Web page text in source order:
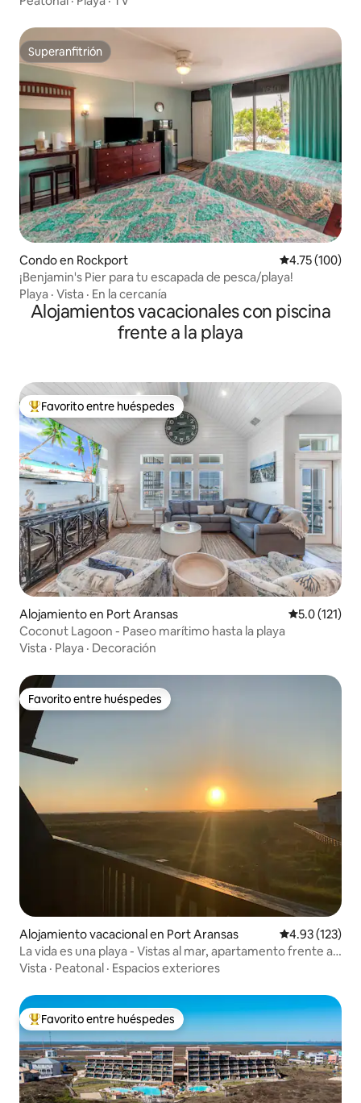
Superanfitrión
Superanfitrión
Condo en Rockport Calificación
4.75 (100)
¡Benjamin's Pier para tu escapada de pesca/playa!
Playa · Vista · En la cercanía
Alojamientos vacacionales con piscina
frente a la playa
Favorito entre huéspedes preferido
Favorito entre huéspedes
Alojamiento en Port Aransas Calificación
5.0 (121)
Coconut Lagoon - Paseo marítimo hasta la playa
Vista · Playa · Decoración
Favorito entre huéspedes
Favorito entre huéspedes
Alojamiento vacacional en Port Aransas Calificación
4.93 (123)
La vida es una playa - Vistas al mar, apartamento frente a
la playa
Vista · Peatonal · Espacios exteriores
Favorito entre huéspedes preferido
Favorito entre huéspedes